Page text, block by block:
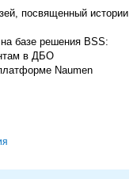
посвященный истории
базе решения BSS:
в ДБО
Naumen